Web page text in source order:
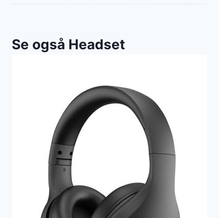
Se også Headset